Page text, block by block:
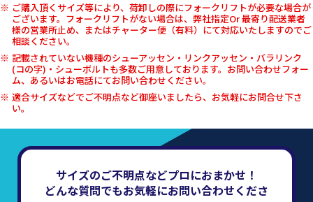
ご購入頂くサイズ等により、荷卸しの際にフォークリフトが必要な場合が
ございます。フォークリフトがない場合は、弊社指定Or 最寄り配送業者
様の営業所止め、またはチャーター便（有料）にて対応いたしますのでご
相談ください。
記載されていない機種のシューアッセン・リンクアッセン・バラリンク
(コの字)・シューボルトも多数ご用意しております。お問い合わせフォー
ム、あるいはお電話にてお問い合わせください。
適合サイズなどでご不明点など御座いましたら、お気軽にお問合せ下さ
い。
サイズのご不明点などプロにおまかせ！
どんな質問でもお気軽にお問い合わせくださ